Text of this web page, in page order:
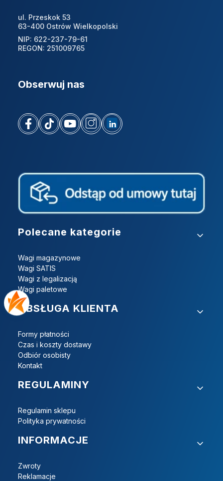
ul. Przeskok 53
63-400 Ostrów Wielkopolski
NIP: 622-237-79-61
REGON: 251009765
Obserwuj nas
Linki w stopce
Polecane kategorie
Wagi magazynowe
Wagi SATIS
Wagi z legalizacją
Wagi paletowe
OBSŁUGA KLIENTA
Formy płatności
Czas i koszty dostawy
Odbiór osobisty
Kontakt
REGULAMINY
Regulamin sklepu
Polityka prywatności
INFORMACJE
Zwroty
Reklamacje